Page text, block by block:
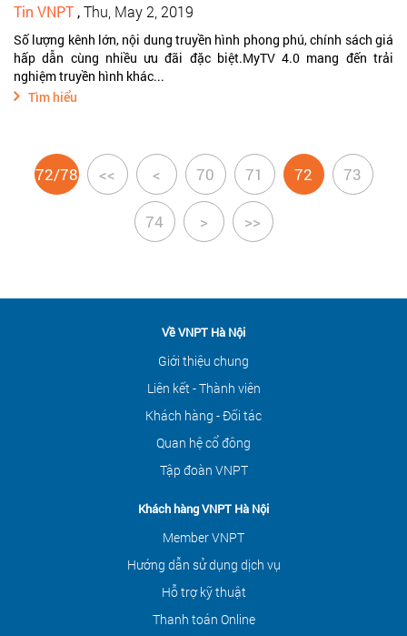
Tin VNPT ,Thu, May 2, 2019
Số lượng kênh lớn, nội dung truyền hình phong phú, chính sách giá
hấp dẫn cùng nhiều ưu đãi đặc biệt.MyTV 4.0 mang đến trải
nghiệm truyền hình khác...
Tìm hiểu
72/78 << < 70 71 72 73
74 > >>
Về VNPT Hà Nội
Giới thiệu chung
Liên kết - Thành viên
Khách hàng - Đối tác
Quan hệ cổ đông
Tập đoàn VNPT
Khách hàng VNPT Hà Nội
Member VNPT
Hướng dẫn sử dụng dịch vụ
Hỗ trợ kỹ thuật
Thanh toán Online